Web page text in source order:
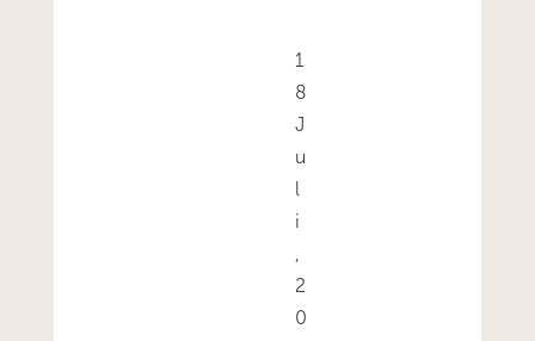
1
8
J
u
l
i
2
0